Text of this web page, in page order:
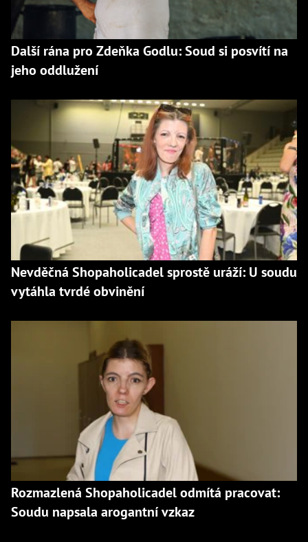
Další rána pro Zdeňka Godlu: Soud si posvítí na
jeho oddlužení
Nevděčná Shopaholicadel sprostě uráží: U soudu
vytáhla tvrdé obvinění
Rozmazlená Shopaholicadel odmítá pracovat:
Soudu napsala arogantní vzkaz